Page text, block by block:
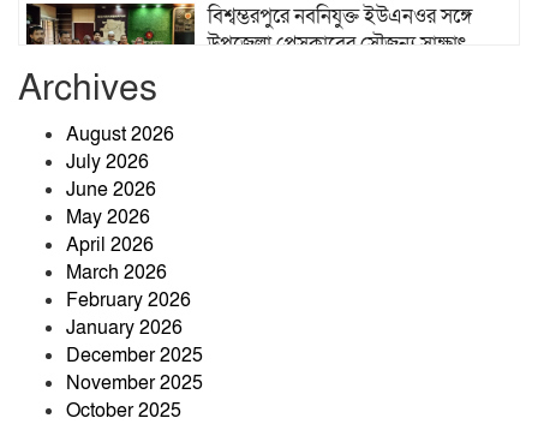
বিশ্বম্ভরপুরে নবনিযুক্ত ইউএনওর সঙ্গে
উপজেলা প্রেসক্লাবের সৌজন্য সাক্ষাৎ
Archives
August 2026
July 2026
June 2026
May 2026
April 2026
March 2026
February 2026
January 2026
December 2025
November 2025
October 2025